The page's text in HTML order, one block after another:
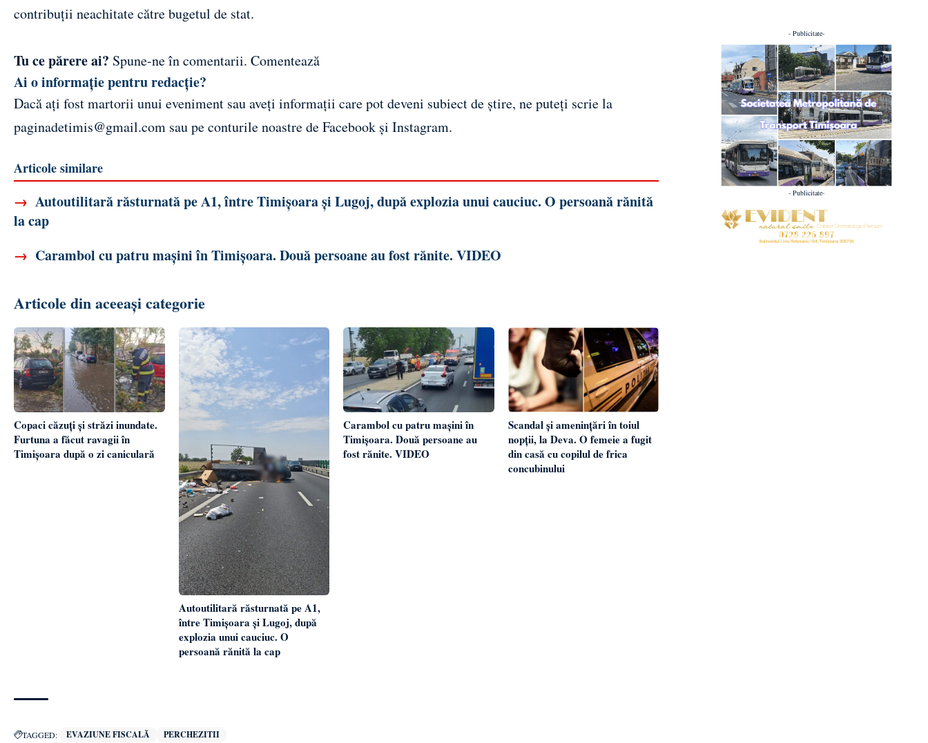
contribuții neachitate către bugetul de stat.
Tu ce părere ai? Spune-ne în comentarii. Comentează
Ai o informație pentru redacție?
Dacă ați fost martorii unui eveniment sau aveți informații care pot deveni subiect de știre, ne puteți scrie la
paginadetimis@gmail.com sau pe conturile noastre deFacebook și Instagram.
Articole similare
→ Autoutilitară răsturnată pe A1, între Timișoara și Lugoj, după explozia unui cauciuc. O persoană rănită
la cap
→ Carambol cu patru mașini în Timișoara. Două persoane au fost rănite. VIDEO
Articole din aceeași categorie
Copaci căzuți și străzi inundate.
Furtuna a făcut ravagii în
Timișoara după o zi caniculară
Autoutilitară răsturnată pe A1,
între Timișoara și Lugoj, după
explozia unui cauciuc. O
persoană rănită la cap
Carambol cu patru mașini în
Timișoara. Două persoane au
fost rănite. VIDEO
Scandal și amenințări în toiul
nopții, la Deva. O femeie a fugit
din casă cu copilul de frica
concubinului
TAGGED: EVAZIUNE FISCALĂ PERCHEZITII
- Publicitate-
- Publicitate-